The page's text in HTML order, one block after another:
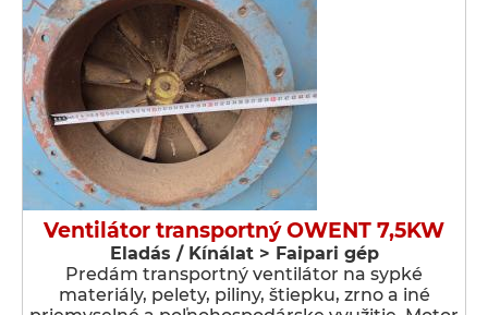
Ventilátor transportný OWENT 7,5KW
Eladás / Kínálat > Faipari gép
Predám transportný ventilátor na sypké
materiály, pelety, piliny, štiepku, zrno a iné